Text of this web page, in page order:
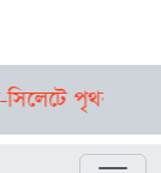
এক সকালে